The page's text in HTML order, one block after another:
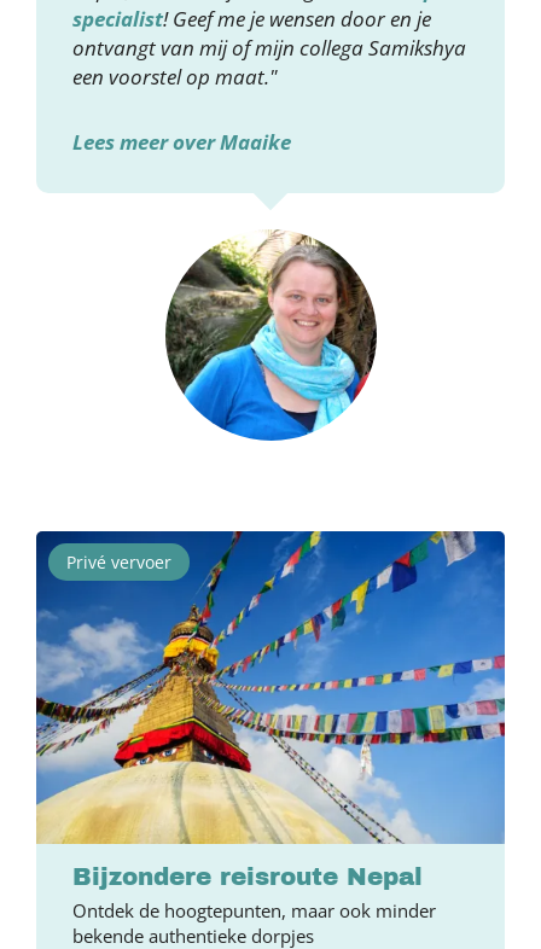
specialist! Geef me je wensen door en je
ontvangt van mij of mijn collega Samikshya
een voorstel op maat."
Lees meer over Maaike
Privé vervoer
Bijzondere reisroute Nepal
Ontdek de hoogtepunten, maar ook minder
bekende authentieke dorpjes